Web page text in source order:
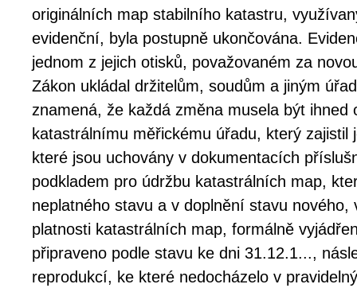
originálních map stabilního katastru,
evidenční, byla postupně ukončována.
jednom z jejich otisků, považovaném za
Zákon ukládal držitelům, soudům a jiným
znamená, že každá změna musela být ihned
katastrálnímu měřickému úřadu, který
které jsou uchovány v dokumentacích
podkladem pro údržbu katastrálních map,
neplatného stavu a v doplnění stavu
platnosti katastrálních map, formálně
připraveno podle stavu ke dni 31.12.1...,
reprodukcí, ke které nedocházelo v